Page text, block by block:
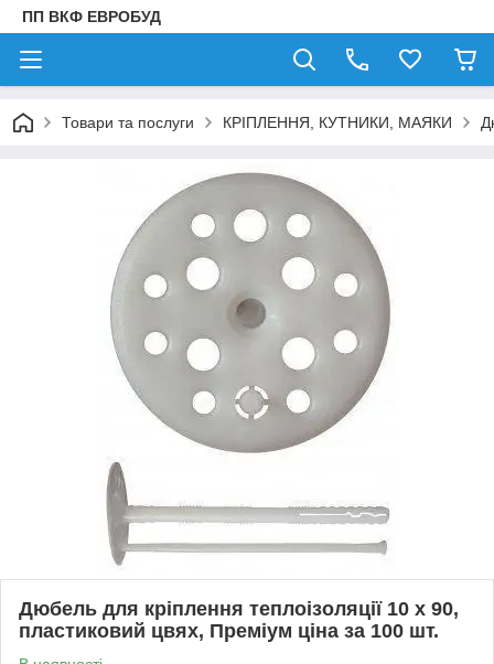
ПП ВКФ ЕВРОБУД
Товари та послуги КРІПЛЕННЯ, КУТНИКИ, МАЯКИ
Дюбель для кріплення теплоізоляції 10 х 90,
пластиковий цвях, Преміум ціна за 100 шт.